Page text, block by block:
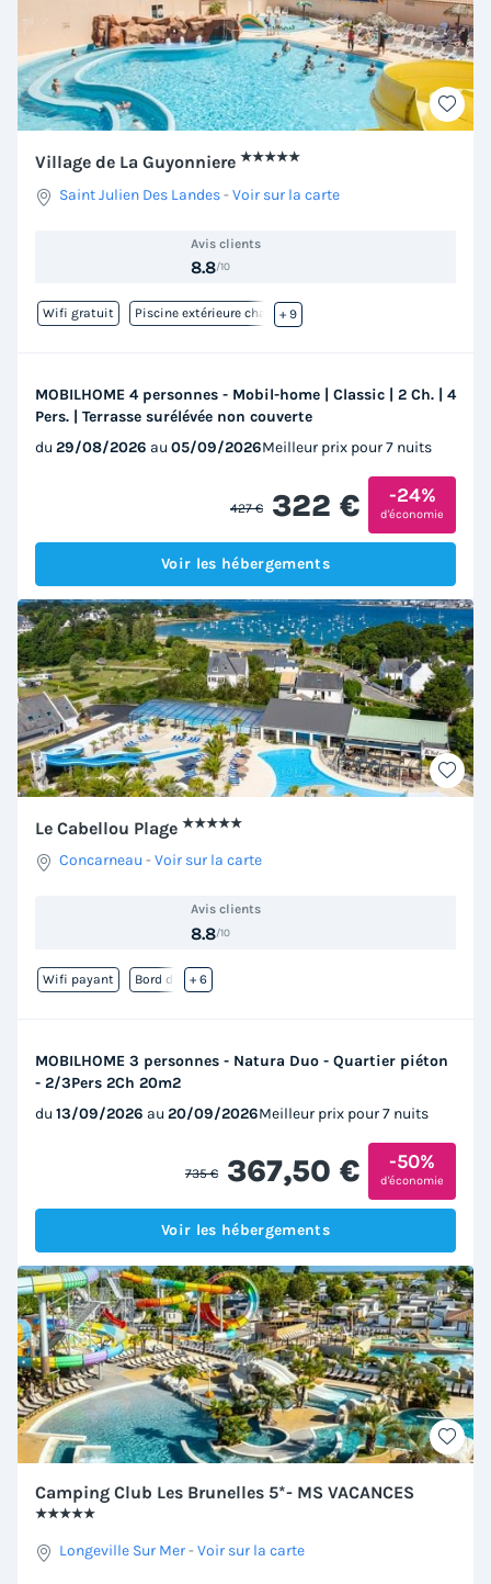
Village de La Guyonniere ★★★★★
Saint Julien Des Landes-Voir sur la carte
Avis clients
8.8/10
Wifi gratuit Piscine extérieure chauffée
+ 9
MOBILHOME 4 personnes - Mobil-home | Classic | 2 Ch. | 4
Pers. | Terrasse surélévée non couverte
du 29/08/2026 au 05/09/2026Meilleur prix pour 7 nuits
427 € 322 € -24%
d'économie
Voir les hébergements
Le Cabellou Plage ★★★★★
Concarneau -Voir sur la carte
Avis clients
8.8/10
Wifi payant Bord de mer
+ 6
MOBILHOME 3 personnes - Natura Duo - Quartier piéton
- 2/3Pers 2Ch 20m2
du 13/09/2026 au 20/09/2026Meilleur prix pour 7 nuits
735 € 367,50 € -50%
d'économie
Voir les hébergements
Camping Club Les Brunelles 5*- MS VACANCES
★★★★★
Longeville Sur Mer-Voir sur la carte